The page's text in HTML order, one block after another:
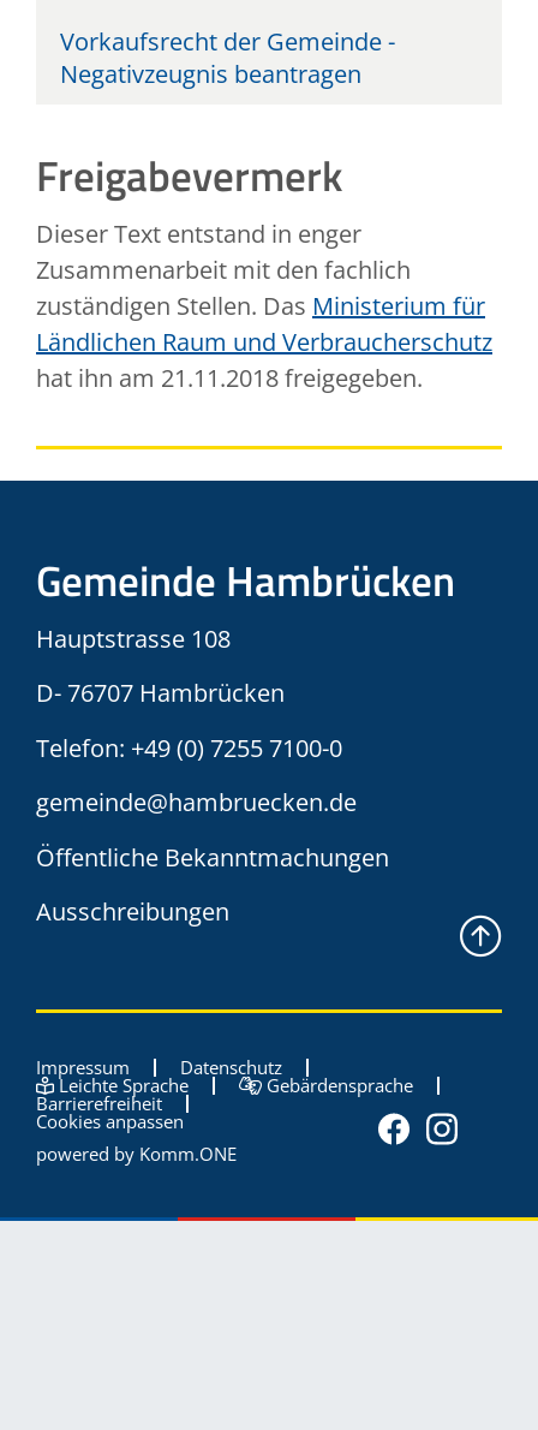
Vorkaufsrecht der Gemeinde -
Negativzeugnis beantragen
Freigabevermerk
Dieser Text entstand in enger
Zusammenarbeit mit den fachlich
zuständigen Stellen. Das Ministerium für
Ländlichen Raum und Verbraucherschutz
hat ihn am 21.11.2018 freigegeben.
Gemeinde Hambrücken
Hauptstrasse 108
D- 76707 Hambrücken
Telefon: +49 (0) 7255 7100-0
gemeinde@hambruecken.de
Öffentliche Bekanntmachungen
Ausschreibungen
Impressum Datenschutz
Leichte Sprache Gebärdensprache
Barrierefreiheit
Cookies anpassen
powered by Komm.ONE